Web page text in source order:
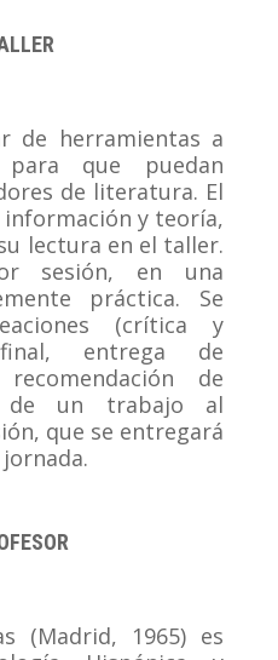
de herramientas a
que puedan
de literatura. El
y teoría,
lectura en el taller.
sesión, en una
práctica. Se
(crítica y
entrega de
de
de un trabajo al
que se entregará
(Madrid, 1965) es